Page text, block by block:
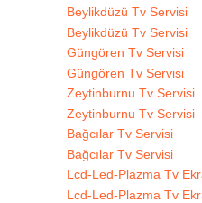
Beylikdüzü Tv Servisi
Beylikdüzü Tv Servisi
Güngören Tv Servisi
Güngören Tv Servisi
Zeytinburnu Tv Servisi
Zeytinburnu Tv Servisi
Bağcılar Tv Servisi
Bağcılar Tv Servisi
Lcd-Led-Plazma Tv
Lcd-Led-Plazma Tv